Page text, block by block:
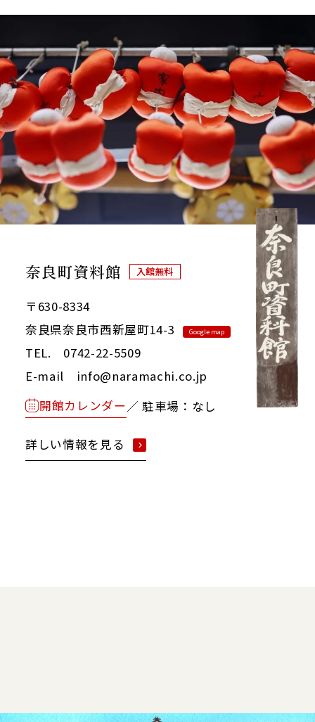
奈良町資料館 入館無料
〒630-8334
奈良県奈良市西新屋町14-3
Google map
TEL. 0742-22-5509
E-mail info@naramachi.co.jp
開館カレンダー／ 駐車場：なし
詳しい情報を見る